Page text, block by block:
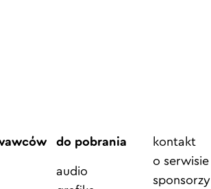
do pobrania
audio
Element
menu
kontakt
o serwisie
sponsorzy